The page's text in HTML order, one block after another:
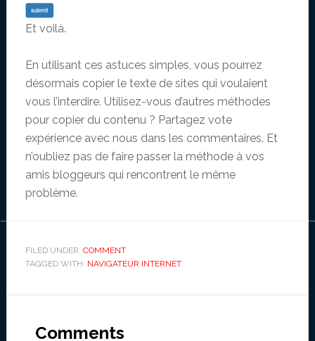
Et voilà.
En utilisant ces astuces simples, vous pourrez
désormais copier le texte de sites qui voulaient
vous l’interdire. Utilisez-vous d’autres méthodes
pour copier du contenu ? Partagez vote
expérience avec nous dans les commentaires. Et
n’oubliez pas de faire passer la méthode à vos
amis bloggeurs qui rencontrent le même
problème.
FILED UNDER: COMMENT
TAGGED WITH: NAVIGATEUR INTERNET
Interactions
Comments